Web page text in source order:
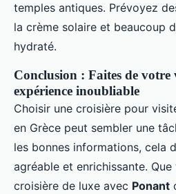
temples antiques. Prévoyez
la crème solaire et beaucoup
hydraté.
Conclusion : Faites de votre
expérience inoubliable
Choisir une croisière pour
en Grèce peut sembler une
les bonnes informations, cela
agréable et enrichissante.
croisière de luxe avec Ponant